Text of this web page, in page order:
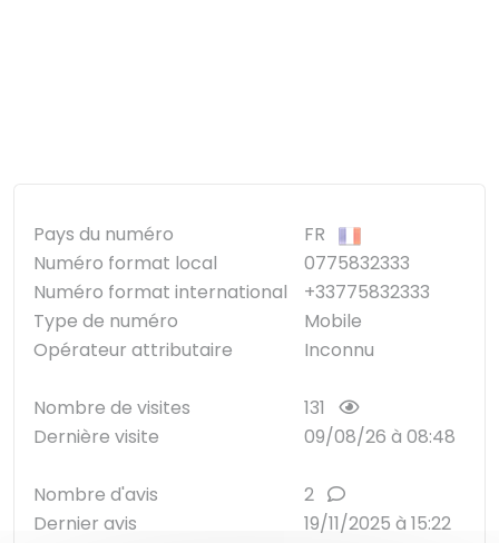
Pays du numéro
FR
Numéro format local
0775832333
Numéro format international
+33775832333
Type de numéro
Mobile
Opérateur attributaire
Inconnu
Nombre de visites
131
Dernière visite
09/08/26 à 08:48
Nombre d'avis
2
Dernier avis
19/11/2025 à 15:22